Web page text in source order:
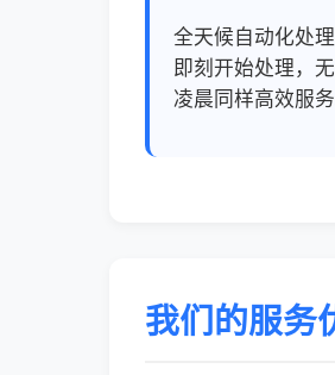
全天候自动化处
即刻开始处理，
凌晨同样高效服务
我们的服务